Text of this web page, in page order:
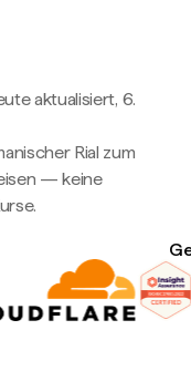
aktualisiert, 6.
Rial zum
— keine